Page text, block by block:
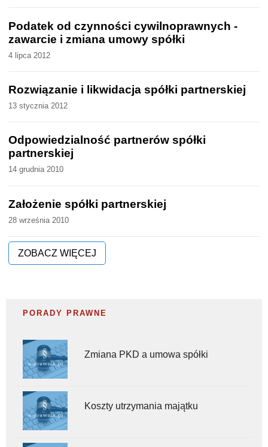
Podatek od czynności cywilnoprawnych -
zawarcie i zmiana umowy spółki
4 lipca 2012
Rozwiązanie i likwidacja spółki partnerskiej
13 stycznia 2012
Odpowiedzialność partnerów spółki
partnerskiej
14 grudnia 2010
Założenie spółki partnerskiej
28 września 2010
ZOBACZ WIĘCEJ
PORADY PRAWNE
Zmiana PKD a umowa spółki
Koszty utrzymania majątku